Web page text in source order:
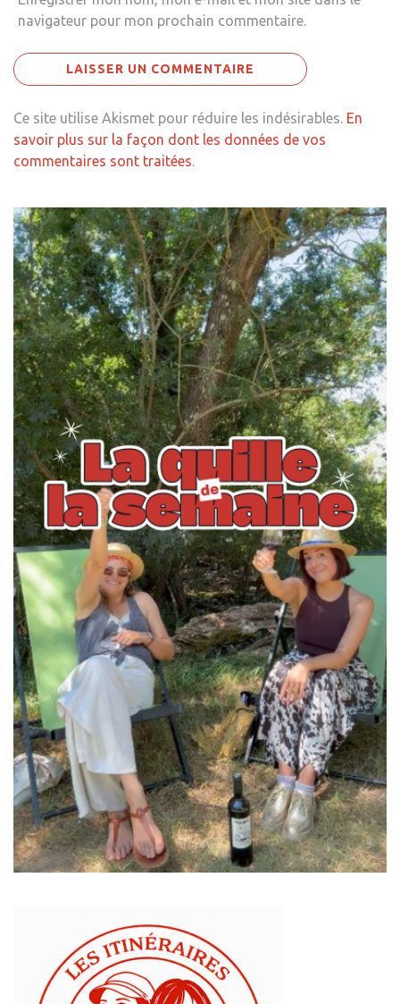
navigateur pour mon prochain commentaire.
Ce site utilise Akismet pour réduire les indésirables. En
savoir plus sur la façon dont les données de vos
commentaires sont traitées.